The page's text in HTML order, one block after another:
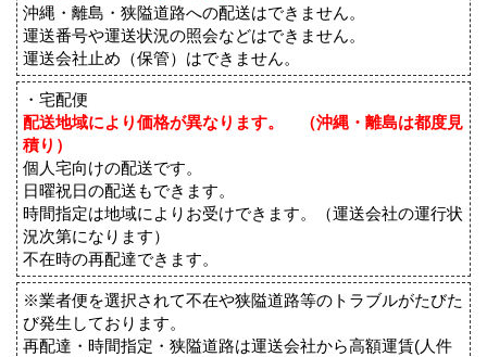
沖縄・離島・狭隘道路への配送はできません。
運送番号や運送状況の照会などはできません。
運送会社止め（保管）はできません。
・宅配便
配送地域により価格が異なります。 （沖縄・離島は都度見
積り）
個人宅向けの配送です。
日曜祝日の配送もできます。
時間指定は地域によりお受けできます。（運送会社の運行状
況次第になります）
不在時の再配達できます。
※業者便を選択されて不在や狭隘道路等のトラブルがたびた
び発生しております。
再配達・時間指定・狭隘道路は運送会社から高額運賃(人件